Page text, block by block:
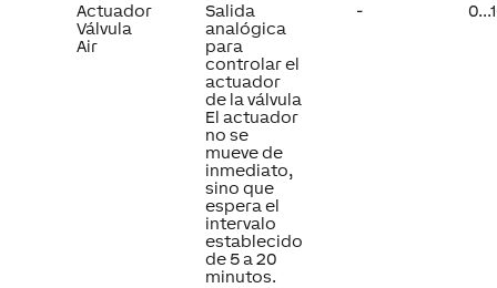
Actuador
Válvula
Air
Salida
analógica
para
controlar el
actuador
de la válvula
El actuador
no se
mueve de
inmediato,
sino que
espera el
intervalo
establecido
de 5 a 20
minutos.
-